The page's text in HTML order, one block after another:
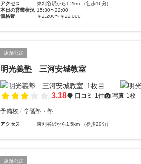
アクセス
東刈谷駅から1.2km （徒歩16分）
本日の営業状況 15:30〜22:00
価格帯
￥2,200〜￥22,000
店舗公式
明光義塾 三河安城教室
3.18 口コミ 1件 写真 1枚
予備校 学習塾・塾
アクセス 東刈谷駅から1.5km （徒歩20分）
店舗公式